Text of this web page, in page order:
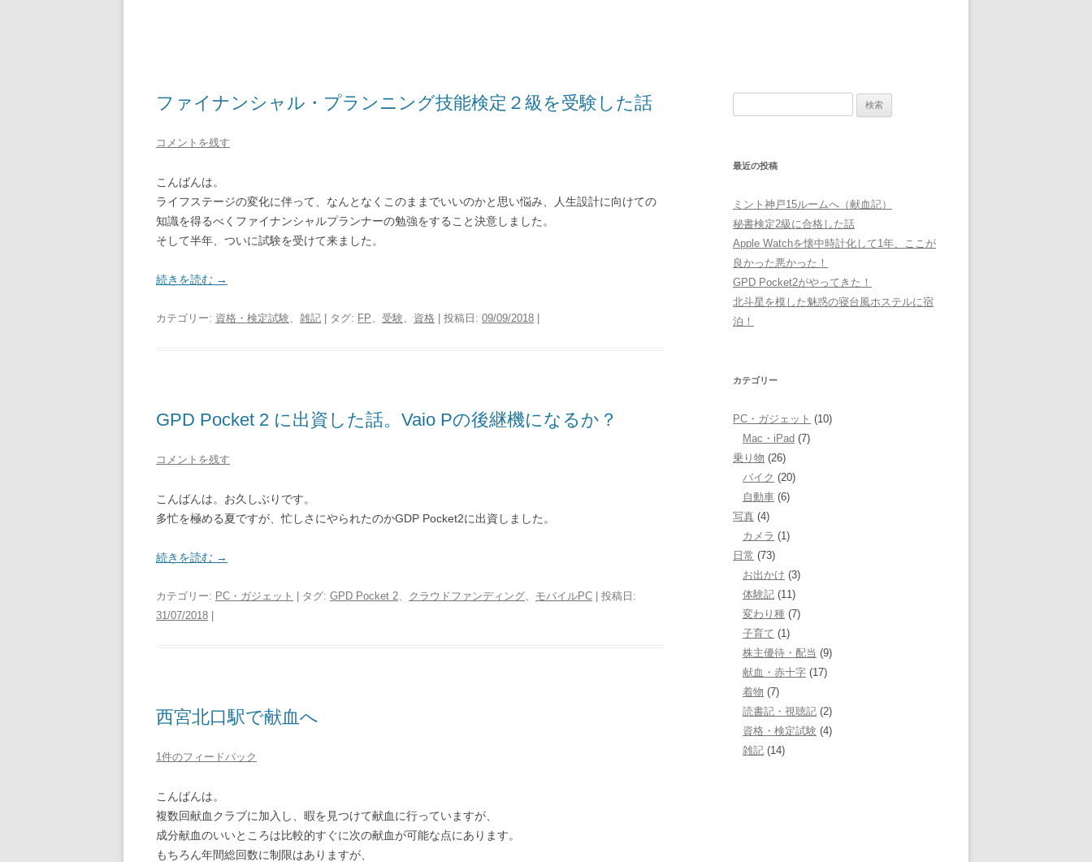
ファイナンシャル・プランニング技能検定２級を受験した話
コメントを残す
こんばんは。
ライフステージの変化に伴って、なんとなくこのままでいいのかと思い悩み、人生設計に向けての
知識を得るべくファイナンシャルプランナーの勉強をすること決意しました。
そして半年、ついに試験を受けて来ました。
続きを読む →
カテゴリー: 資格・検定試験、 雑記 | タグ: FP、 受験、 資格 | 投稿日: 09/09/2018
GPD Pocket 2 に出資した話。Vaio Pの後継機になるか？
コメントを残す
こんばんは。お久しぶりです。
多忙を極める夏ですが、忙しさにやられたのかGDP Pocket2に出資しました。
続きを読む →
カテゴリー: PC・ガジェット | タグ: GPD Pocket 2、 クラウドファンディング、 モバイルPC | 投稿日:
31/07/2018
西宮北口駅で献血へ
1件のフィードバック
こんばんは。
複数回献血クラブに加入し、暇を見つけて献血に行っていますが、
成分献血のいいところは比較的すぐに次の献血が可能な点にあります。
もちろん年間総回数に制限はありますが、
最近の投稿
ミント神戸15ルームへ（献血記）
秘書検定2級に合格した話
Apple Watchを懐中時計化して1年、ここが
良かった悪かった！
GPD Pocket2がやってきた！
北斗星を模した魅惑の寝台風ホステルに宿
泊！
カテゴリー
PC・ガジェット (10)
Mac・iPad (7)
乗り物 (26)
バイク (20)
自動車 (6)
写真 (4)
カメラ (1)
日常 (73)
お出かけ (3)
体験記 (11)
変わり種 (7)
子育て (1)
株主優待・配当 (9)
献血・赤十字 (17)
着物 (7)
読書記・視聴記 (2)
資格・検定試験 (4)
雑記 (14)